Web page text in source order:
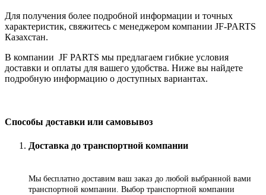
Для получения более подробной информации и точных
характеристик, свяжитесь с менеджером компании JF-PARTS
Казахстан.
В компании JF PARTS мы предлагаем гибкие условия
доставки и оплаты для вашего удобства. Ниже вы найдете
подробную информацию о доступных вариантах.
Способы доставки или самовывоз
Доставка до транспортной компании
Мы бесплатно доставим ваш заказ до любой выбранной вами
транспортной компании. Выбор транспортной компании